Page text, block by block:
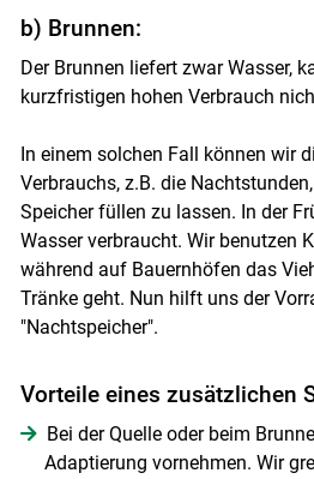
b) Brunnen:
Der Brunnen liefert zwar Wasser,
kurzfristigen hohen Verbrauch
In einem solchen Fall können wir
Verbrauchs, z.B. die
Speicher füllen zu lassen. In der
Wasser verbraucht. Wir benutzen
während auf Bauernhöfen das
Tränke geht. Nun hilft uns der
"Nachtspeicher".
Vorteile eines zusätzlichen
Bei der Quelle oder beim
Adaptierung vornehmen. Wir